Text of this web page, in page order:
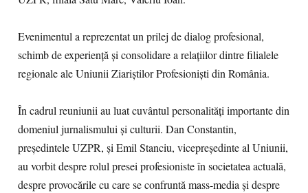
Evenimentul a reprezentat un prilej de dialog profesional,
schimb de experiență și consolidare a relațiilor dintre filialele
regionale ale Uniunii Ziariștilor Profesioniști din România.
În cadrul reuniunii au luat cuvântul personalități importante din
domeniul jurnalismului și culturii. Dan Constantin,
președintele UZPR, și Emil Stanciu, vicepreședinte al Uniunii,
au vorbit despre rolul presei profesioniste în societatea actuală,
despre provocările cu care se confruntă mass-media și despre